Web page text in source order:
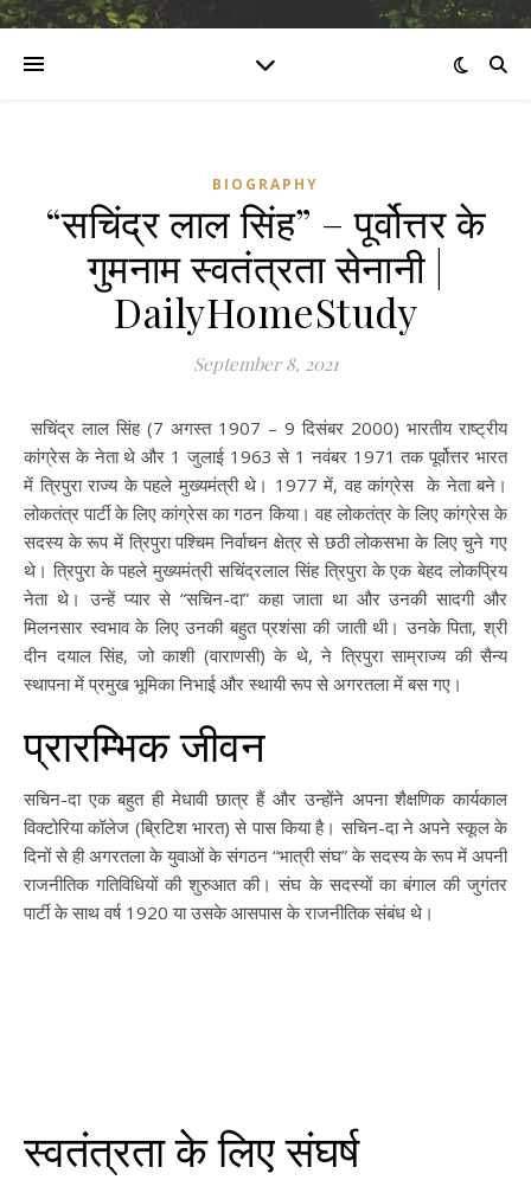
BIOGRAPHY
“सचिंद्र लाल सिंह” – पूर्वोत्तर के
गुमनाम स्वतंत्रता सेनानी |
DailyHomeStudy
September 8, 2021
सचिंद्र लाल सिंह (7 अगस्त 1907 – 9 दिसंबर 2000) भारतीय राष्ट्रीय
कांग्रेस के नेता थे और 1 जुलाई 1963 से 1 नवंबर 1971 तक पूर्वोत्तर भारत
में त्रिपुरा राज्य के पहले मुख्यमंत्री थे। 1977 में, वह कांग्रेस के नेता बने।
लोकतंत्र पार्टी के लिए कांग्रेस का गठन किया। वह लोकतंत्र के लिए कांग्रेस के
सदस्य के रूप में त्रिपुरा पश्चिम निर्वाचन क्षेत्र से छठी लोकसभा के लिए चुने गए
थे। त्रिपुरा के पहले मुख्यमंत्री सचिंद्रलाल सिंह त्रिपुरा के एक बेहद लोकप्रिय
नेता थे। उन्हें प्यार से “सचिन-दा” कहा जाता था और उनकी सादगी और
मिलनसार स्वभाव के लिए उनकी बहुत प्रशंसा की जाती थी। उनके पिता, श्री
दीन दयाल सिंह, जो काशी (वाराणसी) के थे, ने त्रिपुरा साम्राज्य की सैन्य
स्थापना में प्रमुख भूमिका निभाई और स्थायी रूप से अगरतला में बस गए।
प्रारम्भिक जीवन
सचिन-दा एक बहुत ही मेधावी छात्र हैं और उन्होंने अपना शैक्षणिक कार्यकाल
विक्टोरिया कॉलेज (ब्रिटिश भारत) से पास किया है। सचिन-दा ने अपने स्कूल के
दिनों से ही अगरतला के युवाओं के संगठन “भात्री संघ” के सदस्य के रूप में अपनी
राजनीतिक गतिविधियों की शुरुआत की। संघ के सदस्यों का बंगाल की जुगंतर
पार्टी के साथ वर्ष 1920 या उसके आसपास के राजनीतिक संबंध थे।
स्वतंत्रता के लिए संघर्ष